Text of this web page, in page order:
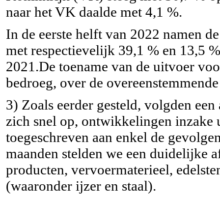
naar het VK daalde met 4,1 %.
In de eerste helft van 2022 namen
met respectievelijk 39,1 % en 13,5
2021.De toename van de uitvoer
bedroeg, over de
3) Zoals eerder gesteld, volgden
zich snel op, ontwikkelingen
toegeschreven aan enkel de
maanden stelden we een duidelijke
producten, vervoermaterieel,
(waaronder ijzer en staal).